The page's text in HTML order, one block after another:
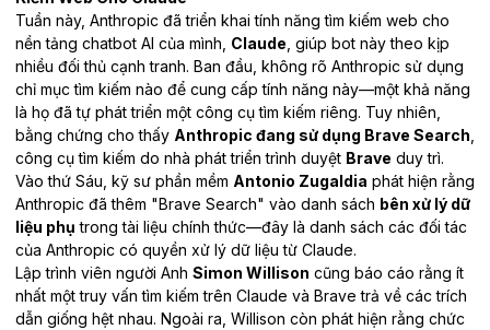
Tuần này, Anthropic đã triển khai tính năng tìm kiếm web cho
nền tảng chatbot AI của mình, Claude , giúp bot này theo kịp
nhiều đối thủ cạnh tranh. Ban đầu, không rõ Anthropic sử dụng
chỉ mục tìm kiếm nào để cung cấp tính năng này—một khả năng
là họ đã tự phát triển một công cụ tìm kiếm riêng. Tuy nhiên,
bằng chứng cho thấy Anthropic đang sử dụng Brave Search
công cụ tìm kiếm do nhà phát triển trình duyệt Brave duy trì.
Vào thứ Sáu, kỹ sư phần mềm Antonio Zugaldia phát hiện rằng
Anthropic đã thêm "Brave Search" vào danh sách bên xử lý dữ
liệu phụ trong tài liệu chính thức—đây là danh sách các đối tác
của Anthropic có quyền xử lý dữ liệu từ Claude.
Lập trình viên người Anh Simon Willison cũng báo cáo rằng ít
nhất một truy vấn tìm kiếm trên Claude và Brave trả về các trích
dẫn giống hệt nhau. Ngoài ra, Willison còn phát hiện rằng chức